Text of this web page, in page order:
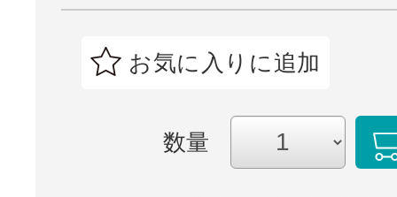
お気に入りに追加
数量